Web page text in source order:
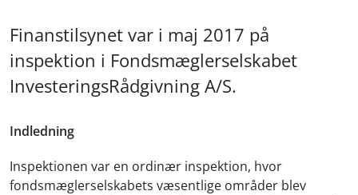
Finanstilsynet var i maj 2017 på
inspektion i Fondsmæglerselskabet
InvesteringsRådgivning A/S.
Indledning
Inspektionen var en ordinær inspektion, hvor
fondsmæglerselskabets væsentlige områder blev